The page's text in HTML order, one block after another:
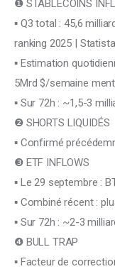
Climate
Markets
Tech
Reports
❶ STABLECOINS
▪ Q3 total : 45,6
ranking 2025 | Statista
▪ Estimation
5Mrd $/semaine
▪ Sur 72h : ~1,5-3
❷ SHORTS LIQUIDÉS
▪ Confirmé
❸ ETF INFLOWS
▪ Le 29 septembre :
▪ Combiné récent :
▪ Sur 72h : ~2-3
❹ BULL TRAP
▪ Facteur de